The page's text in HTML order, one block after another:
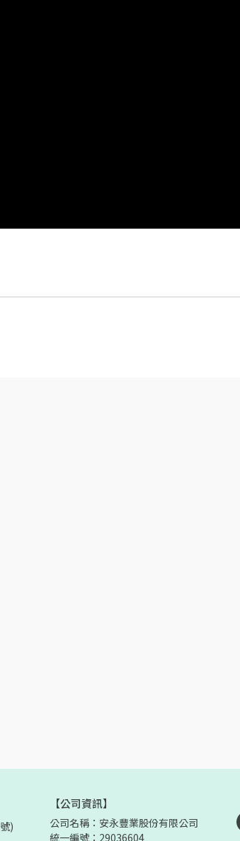
)
【公司資訊】
公司名稱：安永豐業股份有限公司
統一編號：29036604